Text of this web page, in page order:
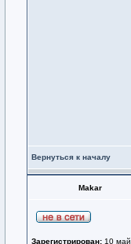
Вернуться к началу
Makar
Зарегистрирован: 10 май